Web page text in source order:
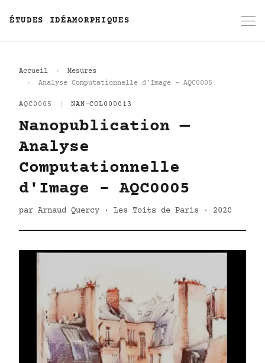
ÉTUDES IDÉAMORPHIQUES
Accueil
Mesures
Analyse Computationnelle d'Image - AQC0005
AQC0005 NAN-COL000013
Nanopublication —
Analyse
Computationnelle
d'Image - AQC0005
par Arnaud Quercy · Les Toits de Paris · 2020